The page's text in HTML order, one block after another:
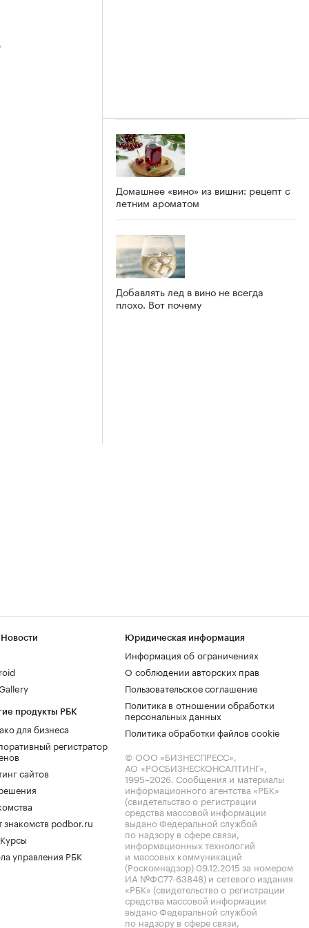
Домашнее «вино» из вишни: рецепт с
летним ароматом
Добавлять лед в вино не всегда
плохо. Вот почему
продукты РБК
для бизнеса
регистратор
сайтов
знакомств podbor.ru
управления РБК
Юридическая информация
Информация об ограничениях
О соблюдении авторских прав
Пользовательское соглашение
Политика в отношении обработки
персональных данных
Политика обработки файлов cookie
© ООО «БИЗНЕСПРЕСС»,
АО «РОСБИЗНЕСКОНСАЛТИНГ»,
1995–2026. Сообщения и материалы
информационного агентства «РБК»
(свидетельство о регистрации
средства массовой информации
выдано Федеральной службой
по надзору в сфере связи,
информационных технологий
и массовых коммуникаций
(Роскомнадзор) 09.12.2015 за номером
ИА №ФС77-63848) и сетевого издания
«РБК» (свидетельство о регистрации
средства массовой информации
выдано Федеральной службой
по надзору в сфере связи,